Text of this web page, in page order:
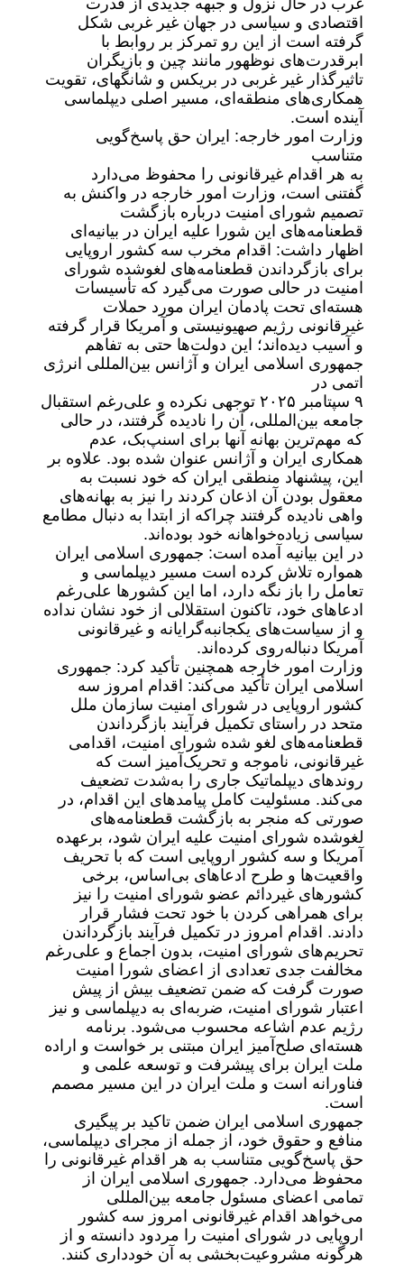
غرب در حال نزول و جبهه جدیدی از قدرت
اقتصادی و سیاسی در جهان غیر غربی شکل
گرفته است از این رو تمرکز بر روابط با
ابرقدرت‌های نوظهور مانند چین و بازیگران
تاثیرگذار غیر غربی در بریکس و شانگهای، تقویت
همکاری‌های منطقه‌ای، مسیر اصلی دیپلماسی
آینده است.
وزارت امور خارجه: ایران حق پاسخ‌گویی
متناسب
به هر اقدام غیرقانونی را محفوظ می‌دارد
گفتنی است، وزارت امور خارجه در واکنش به
تصمیم شورای امنیت درباره بازگشت
قطعنامه‌های این شورا علیه ایران در بیانیه‌ای
اظهار داشت: اقدام مخرب سه کشور اروپایی
برای بازگرداندن قطعنامه‌های لغوشده شورای
امنیت در حالی صورت می‌گیرد که تأسیسات
هسته‌ای تحت پادمان ایران مورد حملات
غیرقانونی رژیم صهیونیستی و آمریکا قرار گرفته
و آسیب دیده‌اند؛ این دولت‌ها حتی به تفاهم
جمهوری اسلامی ایران و آژانس بین‌المللی انرژی
اتمی در
۹ سپتامبر ۲۰۲۵ توجهی نکرده و علی‌رغم استقبال
جامعه بین‌المللی، آن را نادیده گرفتند، در حالی
که مهم‌ترین بهانه آنها برای اسنپ‌بک، عدم
همکاری ایران و آژانس عنوان شده بود. علاوه ‌بر
این، پیشنهاد منطقی ایران که خود نسبت به
معقول بودن آن اذعان کردند را نیز به بهانه‌های
واهی نادیده گرفتند چراکه از ابتدا به دنبال مطامع
سیاسی زیاده‌خواهانه خود بوده‌اند.
در این بیانیه آمده است: جمهوری اسلامی ایران
همواره تلاش کرده است مسیر دیپلماسی و
تعامل را باز نگه دارد، اما این کشورها علی‌رغم
ادعاهای خود، تاکنون استقلالی از خود نشان نداده
و از سیاست‌های یکجانبه‌گرایانه و غیرقانونی
آمریکا دنباله‌روی کرده‌اند.
وزارت امور خارجه همچنین تأکید کرد: جمهوری
اسلامی ایران تأکید می‌کند: اقدام امروز سه
کشور اروپایی در شورای امنیت سازمان ملل
متحد در راستای تکمیل فرآیند بازگرداندن
قطعنامه‌های لغو شده شورای امنیت، اقدامی
غیرقانونی، ناموجه و تحریک‌آمیز است که
روندهای دیپلماتیک جاری را به‌شدت تضعیف
می‌کند. مسئولیت کامل پیامدهای این اقدام، در
صورتی که منجر به بازگشت قطعنامه‌های
لغوشده شورای امنیت علیه ایران شود، برعهده
آمریکا و سه کشور اروپایی است که با تحریف
واقعیت‌ها و طرح ادعاهای بی‌اساس، برخی
کشورهای غیردائم عضو شورای امنیت را نیز
برای همراهی کردن با خود تحت فشار قرار
دادند. اقدام امروز در تکمیل فرآیند بازگرداندن
تحریم‌های شورای امنیت، بدون اجماع و علی‌رغم
مخالفت جدی تعدادی از اعضای شورا امنیت
صورت گرفت که ضمن تضعیف بیش از پیش
اعتبار شورای امنیت، ضربه‌ای به دیپلماسی و نیز
رژیم عدم اشاعه محسوب می‌شود. برنامه
هسته‌ای صلح‌آمیز ایران مبتنی بر خواست و اراده
ملت ایران برای پیشرفت و توسعه علمی و
فناورانه است و ملت ایران در این مسیر مصمم
است.
جمهوری اسلامی ایران ضمن تاکید بر پیگیری
منافع و حقوق خود، از جمله از مجرای دیپلماسی،
حق پاسخ‌گویی متناسب به هر اقدام غیرقانونی را
محفوظ می‌دارد. جمهوری اسلامی ایران از
تمامی اعضای مسئول جامعه بین‌المللی
می‌خواهد اقدام غیرقانونی امروز سه کشور
اروپایی در شورای امنیت را مردود دانسته و از
هرگونه مشروعیت‌بخشی به آن خودداری کنند.